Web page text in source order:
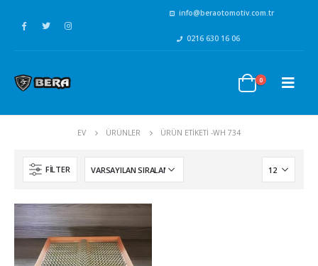
info@beraotomotiv.com.tr
0216 630 16 06
0
EV ÜRÜNLER ÜRÜN ETIKETI -WH 734
FILTER